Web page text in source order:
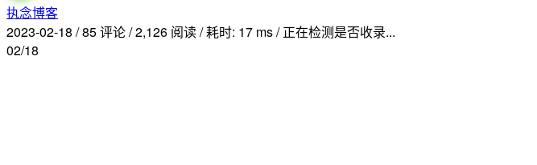
执念博客
2023-02-18 /85 评论/2,126 阅读/耗时: 17 ms/ 正在检测是否收录...
02/18